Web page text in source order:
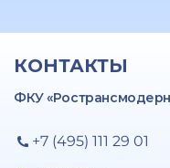
КОНТАКТЫ
ФКУ
+7 (495) 111 29 01